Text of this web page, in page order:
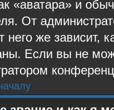
«аватара» и
От
него же зависит,
Если вы не